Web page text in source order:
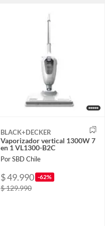
BLACK+DECKER
Vaporizador vertical 1300W 7
en 1 VL1300-B2C
Por SBD Chile
$ 49.990 -62%
$ 129.990